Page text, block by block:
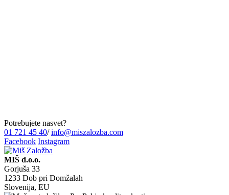
Potrebujete nasvet?
01 721 45 40/ info@miszalozba.com
Facebook Instagram
MIŠ d.o.o.
Gorjuša 33
1233 Dob pri Domžalah
Slovenija, EU